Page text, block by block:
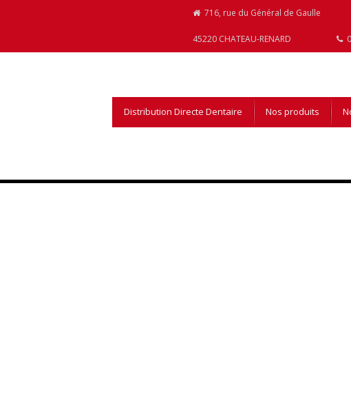
716, rue du Général de Gaulle
45220 CHATEAU-RENARD
Distribution Directe Dentaire Nos produits